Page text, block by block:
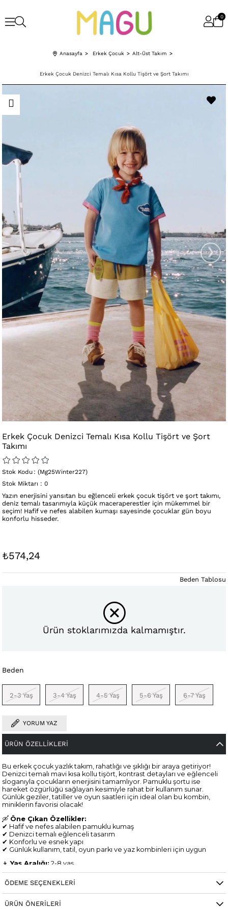
0
Anasayfa Erkek Çocuk Alt-Üst Takım
Erkek Çocuk Denizci Temalı Kısa Kollu Tişört ve Şort Takımı
›
Erkek Çocuk Denizci Temalı Kısa Kollu Tişört ve Şort
Takımı
(Mg25Winter227)
Stok Kodu
Stok Miktarı : 0
Yazın enerjisini yansıtan bu eğlenceli erkek çocuk tişört ve şort takımı,
deniz temalı tasarımıyla küçük maceraperestler için mükemmel bir
seçim! Hafif ve nefes alabilen kumaşı sayesinde çocuklar gün boyu
konforlu hisseder.
₺574,24
Ürün stoklarımızda kalmamıştır.
Beden
2-3 Yaş 3-4 Yaş 4-5 Yaş 5-6 Yaş 6-7 Yaş
Beden Tablosu
YORUM YAZ
ÜRÜN ÖZELLIKLERI
Bu erkek çocuk yazlık takım, rahatlığı ve şıklığı bir araya getiriyor!
Denizci temalı mavi kısa kollu tişört, kontrast detayları ve eğlenceli
sloganıyla çocukların enerjisini tamamlıyor. Pamuklu şortu ise
hareket özgürlüğü sağlayan kesimiyle rahat bir kullanım sunar.
Günlük geziler, tatiller ve oyun saatleri için ideal olan bu kombin,
miniklerin favorisi olacak!
🛶 Öne Çıkan Özellikler:
✔ Hafif ve nefes alabilen pamuklu kumaş
✔ Denizci temalı eğlenceli tasarım
✔ Konforlu ve esnek yapı
✔ Günlük kullanım, tatil, oyun parkı ve yaz kombinleri için uygun
👦Yaş Aralığı: 2-8 yaş
🛍Kullanım Alanı:Günlük giyim, tatil, sahil ve geziler
ÖDEME SEÇENEKLERI
ÜRÜN ÖNERILERI